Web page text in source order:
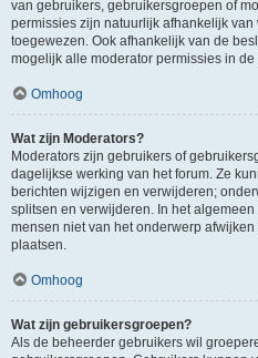
van gebruikers, gebruikersgroepen of
permissies zijn natuurlijk afhankelijk
toegewezen. Ook afhankelijk van de
mogelijk alle moderator permissies in de
Omhoog
Wat zijn Moderators?
Moderators zijn gebruikers of
dagelijkse werking van het forum. Ze
berichten wijzigen en verwijderen;
splitsen en verwijderen. In het
mensen niet van het onderwerp afwijken
plaatsen.
Omhoog
Wat zijn gebruikersgroepen?
Als de beheerder gebruikers wil